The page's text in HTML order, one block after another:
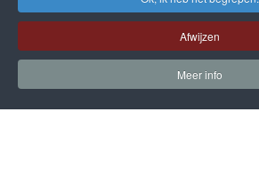
Afwijzen
Meer info